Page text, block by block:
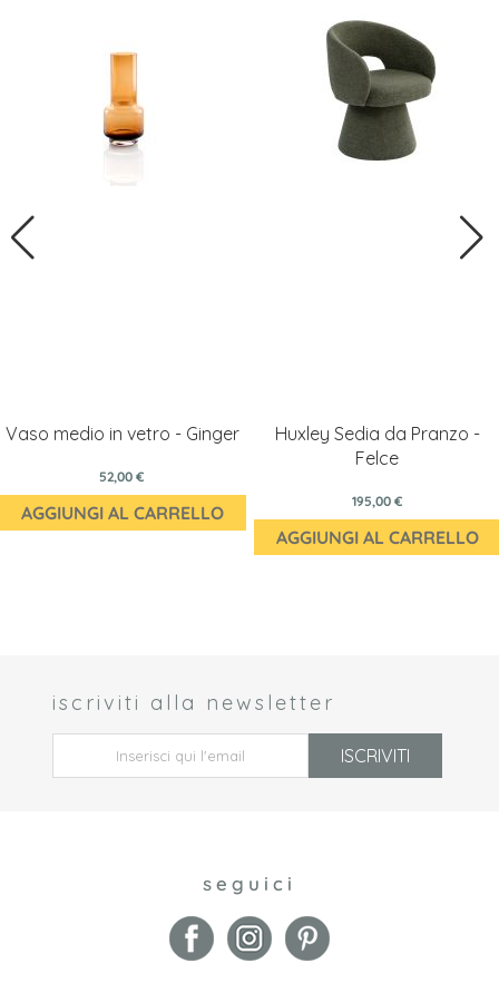
Vaso medio in vetro - Ginger
52,00 €
AGGIUNGI AL CARRELLO
Huxley Sedia da Pranzo -
Felce
195,00 €
AGGIUNGI AL CARRELLO
iscriviti alla newsletter
ISCRIVITI
seguici